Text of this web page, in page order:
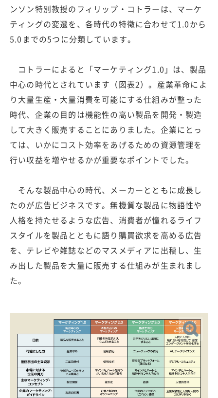
ンソン特別教授のフィリップ・コトラーは、マーケ
ティングの変遷を、各時代の特徴に合わせて1.0から
5.0までの5つに分類しています。
コトラーによると「マーケティング1.0」は、製品
中心の時代とされています（図表2）。産業革命によ
り大量生産・大量消費を可能にする仕組みが整った
時代、企業の目的は機能性の高い製品を開発・製造
して大きく販売することにありました。企業にとっ
ては、いかにコスト効率をあげるための資源管理を
行い収益を増やせるかが重要なポイントでした。
そんな製品中心の時代、メーカーとともに成長し
たのが広告ビジネスです。無機質な製品に物語性や
人格を持たせるような広告、消費者が憧れるライフ
スタイルを製品とともに語り購買欲求を高める広告
を、テレビや雑誌などのマスメディアに出稿し、生
み出した製品を大量に販売する仕組みが生まれまし
た。